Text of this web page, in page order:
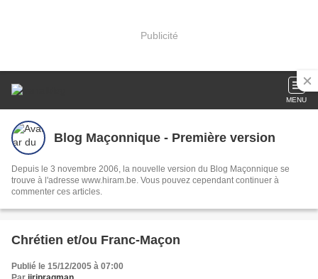
Publicité
MENU
Blog Maçonnique - Première version
Depuis le 3 novembre 2006, la nouvelle version du Blog Maçonnique se
trouve à l'adresse www.hiram.be. Vous pouvez cependant continuer à
commenter ces articles.
Chrétien et/ou Franc-Maçon
Publié le 15/12/2005 à 07:00